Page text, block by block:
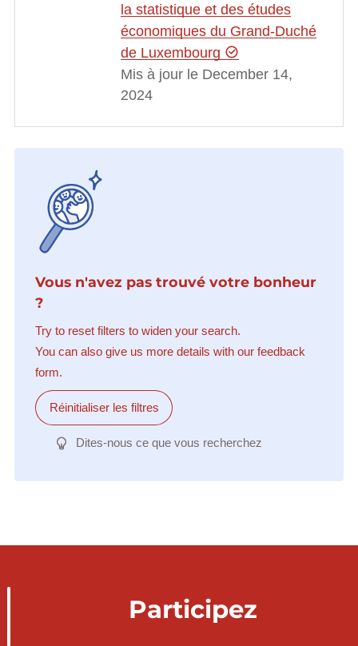
la statistique et des études
économiques du Grand-Duché
de Luxembourg
Mis à jour le December 14,
2024
Vous n'avez pas trouvé votre bonheur
?
Try to reset filters to widen your search.
You can also give us more details with our feedback
form.
Réinitialiser les filtres
Dites-nous ce que vous recherchez
Participez